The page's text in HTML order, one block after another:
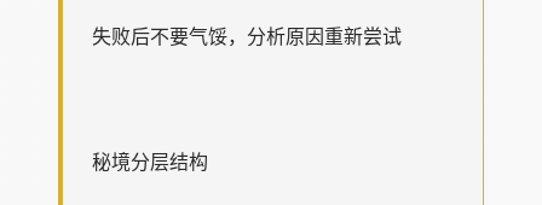
失败后不要气馁，分析原因重新尝试
秘境分层结构